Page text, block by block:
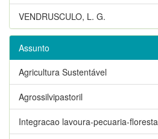
VENDRUSCULO, L. G.
Assunto
Agricultura Sustentável
Agrossilvipastoril
Integracao lavoura-pecuaria-floresta